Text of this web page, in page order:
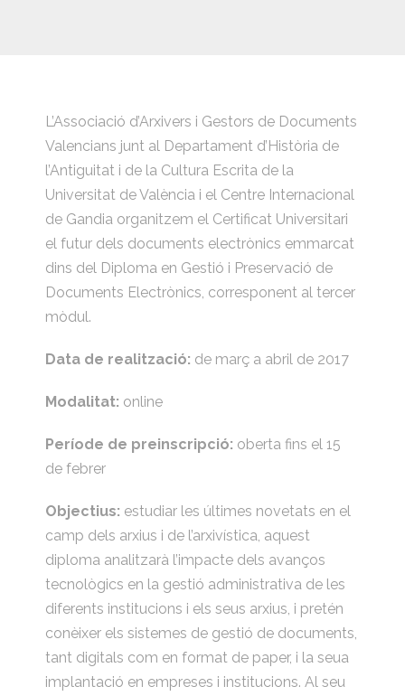
L’Associació d’Arxivers i Gestors de Documents
Valencians junt al Departament d’Història de
l’Antiguitat i de la Cultura Escrita de la
Universitat de València i el Centre Internacional
de Gandia organitzem el Certificat Universitari
el futur dels documents electrònics emmarcat
dins del Diploma en Gestió i Preservació de
Documents Electrònics, corresponent al tercer
mòdul.
Data de realització: de març a abril de 2017
Modalitat: online
Període de preinscripció: oberta fins el 15
de febrer
Objectius: estudiar les últimes novetats en el
camp dels arxius i de l’arxivística, aquest
diploma analitzarà l’impacte dels avanços
tecnològics en la gestió administrativa de les
diferents institucions i els seus arxius, i pretén
conèixer els sistemes de gestió de documents,
tant digitals com en format de paper, i la seua
implantació en empreses i institucions. Al seu